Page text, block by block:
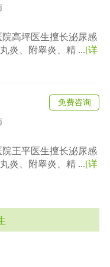
院高坪医生擅长泌尿感
炎、附睾炎、精 ...[详
院王平医生擅长泌尿感
炎、附睾炎、精 ...[详
免费咨询